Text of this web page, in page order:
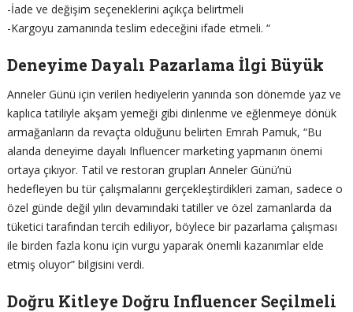
-İade ve değişim seçeneklerini açıkça belirtmeli
-Kargoyu zamanında teslim edeceğini ifade etmeli. “
Deneyime Dayalı Pazarlama İlgi Büyük
Anneler Günü için verilen hediyelerin yanında son dönemde yaz ve
kaplıca tatiliyle akşam yemeği gibi dinlenme ve eğlenmeye dönük
armağanların da revaçta olduğunu belirten Emrah Pamuk, “Bu
alanda deneyime dayalı Influencer marketing yapmanın önemi
ortaya çıkıyor. Tatil ve restoran grupları Anneler Günü’nü
hedefleyen bu tür çalışmalarını gerçekleştirdikleri zaman, sadece o
özel günde değil yılın devamındaki tatiller ve özel zamanlarda da
tüketici tarafından tercih ediliyor, böylece bir pazarlama çalışması
ile birden fazla konu için vurgu yaparak önemli kazanımlar elde
etmiş oluyor” bilgisini verdi.
Doğru Kitleye Doğru Influencer Seçilmeli